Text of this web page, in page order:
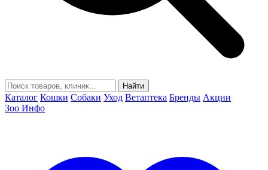
Найти
Каталог Кошки Собаки Уход Ветаптека Бренды Акции
Зоо Инфо